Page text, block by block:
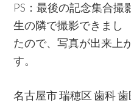
PS：最後の記念集合
生の隣で撮影できまし
たので、写真が出来上
す。
名古屋市 瑞穂区 歯科